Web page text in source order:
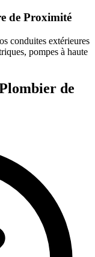
de Proximité
conduites extérieures
pompes à haute
de